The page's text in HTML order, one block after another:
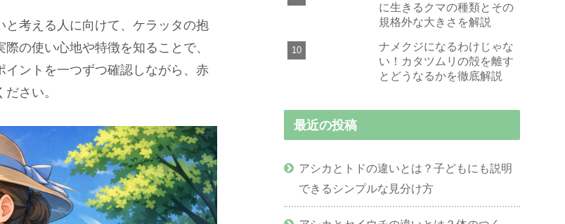
考える人に向けて、ケラッタの抱
の使い心地や特徴を知ることで、
ントを一つずつ確認しながら、赤
さい。
に生きるクマの種類とその
規格外な大きさを解説
ナメクジになるわけじゃな
い！カタツムリの殻を離す
とどうなるかを徹底解説
最近の投稿
アシカとトドの違いとは？子どもにも説明
できるシンプルな見分け方